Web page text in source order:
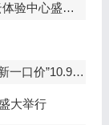
心盛大开业
”10.99万元起
大举行